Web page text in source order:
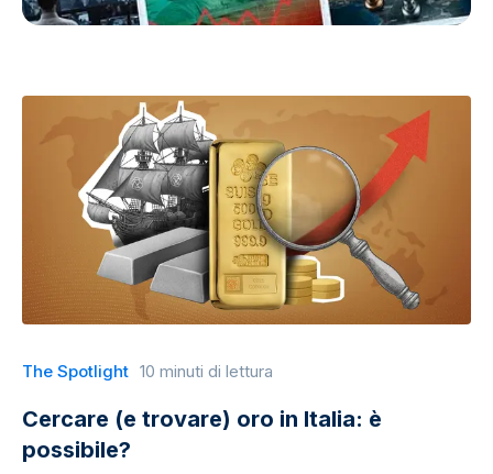
The Spotlight 10 minuti di lettura
Cercare (e trovare) oro in Italia: è
possibile?